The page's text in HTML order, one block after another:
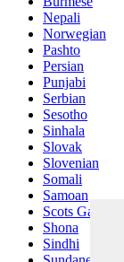
Nepali
Norwegian
Pashto
Persian
Punjabi
Serbian
Sesotho
Sinhala
Slovak
Slovenian
Somali
Samoan
Scots Gaelic
Shona
Sindhi